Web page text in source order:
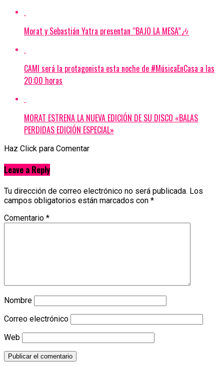
Morat y Sebastián Yatra presentan “BAJO LA MESA”🎶
CAMI será la protagonista esta noche de #MúsicaEnCasa a las
20:00 horas
MORAT ESTRENA LA NUEVA EDICIÓN DE SU DISCO «BALAS
PERDIDAS EDICIÓN ESPECIAL»
Haz Click para Comentar
Leave a Reply
Tu dirección de correo electrónico no será publicada. Los
campos obligatorios están marcados con *
Comentario *
Nombre
Correo electrónico
Web